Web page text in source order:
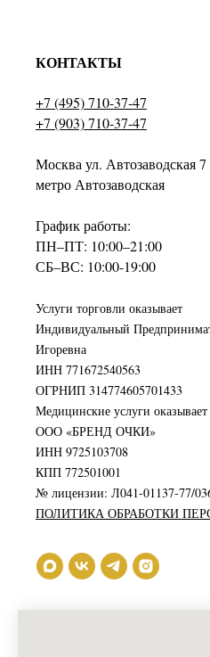
КОНТАКТЫ
+7 (495) 710-37-47
+7 (903) 710-37-47
Москва ул. Автозаводская 7
метро Автозаводская
График работы:
ПН–ПТ: 10:00–21:00
СБ–ВС: 10:00-19:00
Услуги торговли оказывает
Индивидуальный
Игоревна
ИНН 771672540563
ОГРНИП 314774605701433
Медицинские услуги оказывает
ООО «БРЕНД ОЧКИ»
ИНН 9725103708
КПП 772501001
№ лицензии: Л041-01137-77/
ПОЛИТИКА ОБРАБОТКИ